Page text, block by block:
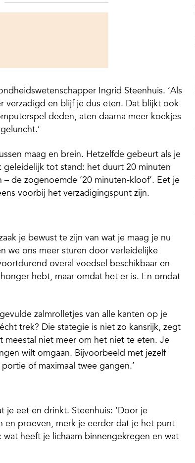
Ingrid Steenhuis. ‘Als
verzadigd en blijf je dus eten. Dat blijkt ook
deden, aten daarna meer koekjes
maag en brein. Hetzelfde gebeurt als je
tot stand: het duurt 20 minuten
de zogenoemde ‘20 minuten-kloof’. Eet je
voorbij het verzadigingspunt zijn.
je bewust te zijn van wat je maag je nu
we ons meer sturen door verleidelijke
overal voedsel beschikbaar en
hebt, maar omdat het er is. En omdat
zalmrolletjes van alle kanten op je
trek? Die stategie is niet zo kansrijk, zegt
meestal niet meer om het niet te eten. Je
wilt omgaan. Bijvoorbeeld met jezelf
of maximaal twee gangen.’
eet en drinkt. Steenhuis: ‘Door je
proeven, merk je eerder dat je het punt
heeft je lichaam binnengekregen en wat